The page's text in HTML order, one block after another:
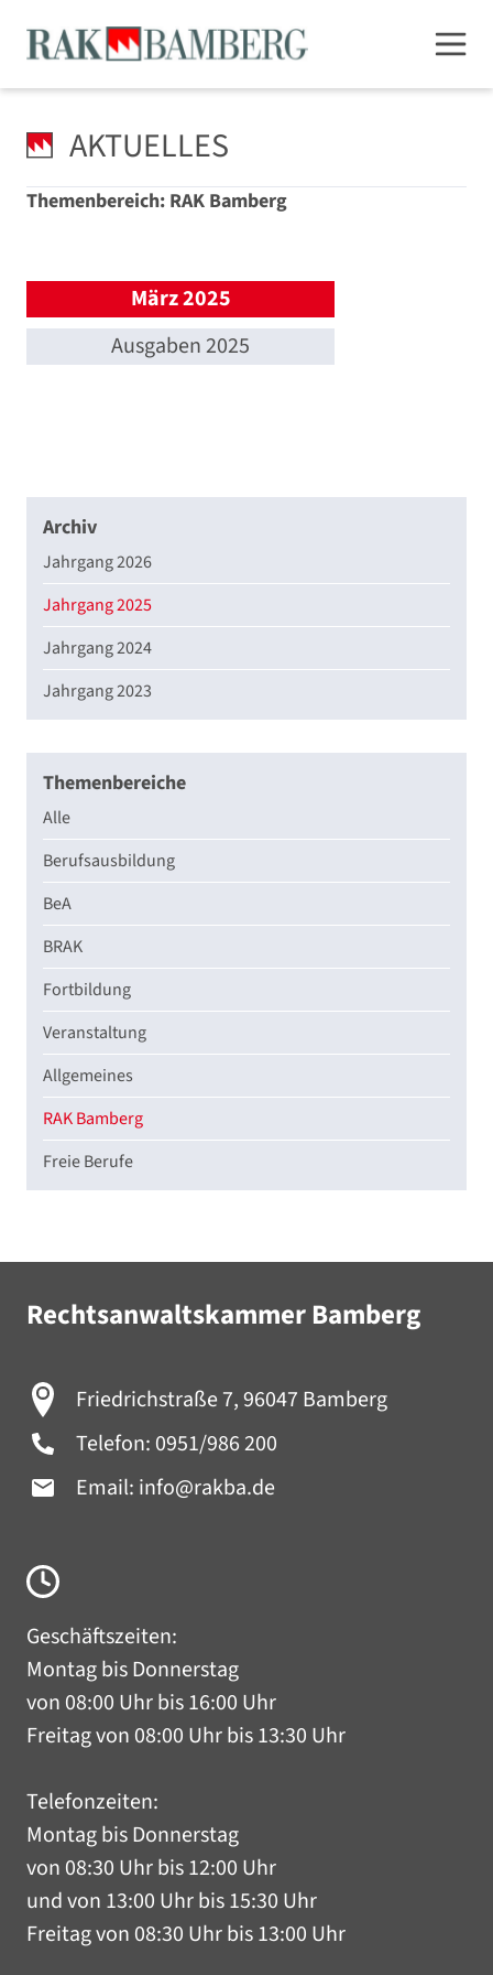
AKTUELLES
Themenbereich: RAK Bamberg
März 2025
Ausgaben 2025
Archiv
Jahrgang 2026
Jahrgang 2025
Jahrgang 2024
Jahrgang 2023
Themenbereiche
Alle
Berufsausbildung
BeA
BRAK
Fortbildung
Veranstaltung
Allgemeines
RAK Bamberg
Freie Berufe
Rechtsanwaltskammer Bamberg
Friedrichstraße 7, 96047 Bamberg
Telefon: 0951/986 200
Email: info@rakba.de
Geschäftszeiten:
Montag bis Donnerstag
von 08:00 Uhr bis 16:00 Uhr
Freitag von 08:00 Uhr bis 13:30 Uhr
Telefonzeiten:
Montag bis Donnerstag
von 08:30 Uhr bis 12:00 Uhr
und von 13:00 Uhr bis 15:30 Uhr
Freitag von 08:30 Uhr bis 13:00 Uhr